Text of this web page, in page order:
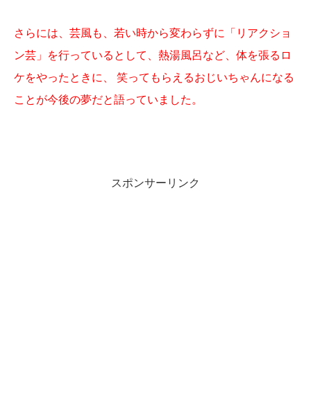
さらには、芸風も、若い時から変わらずに「リアクショ
ン芸」を行っているとして、熱湯風呂など、体を張るロ
ケをやったときに、 笑ってもらえるおじいちゃんになる
ことが今後の夢だと語っていました。
スポンサーリンク